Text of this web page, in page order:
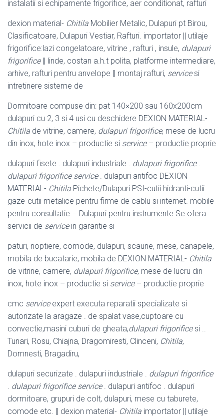
instalatii si echipamente frigorifice, aer conditionat, rafturi
dexion material- Chitila Mobilier Metalic, Dulapuri pt Birou,
Clasificatoare, Dulapuri Vestiar, Rafturi. importator || utilaje
frigorifice:lazi congelatoare, vitrine , rafturi , insule, dulapuri
frigorifice|| linde, costan a.h.t polita, platforme intermediare,
arhive, rafturi pentru anvelope || montaj rafturi, servicesi
intretinere sisteme de
Dormitoare compuse din: pat 140×200 sau 160x200cm
dulapuri cu 2, 3 si 4 usi cu deschidere DEXION MATERIAL-
Chitila de vitrine, camere, dulapuri frigorifice, mese de lucru
din inox, hote inox – productie si service– productie proprie
dulapuri fisete . dulapuri industriale . dulapuri frigorifice.
dulapuri frigorifice service. dulapuri antifoc DEXION
MATERIAL- Chitila Pichete/Dulapuri PSI-cutii hidranti-cutii
gaze-cutii metalice pentru firme de cablu si internet. mobile
pentru consultatie – Dulapuri pentru instrumente Se ofera
servicii de servicein garantie si
paturi, noptiere, comode, dulapuri, scaune, mese, canapele,
mobila de bucatarie, mobila de DEXION MATERIAL- Chitila
de vitrine, camere, dulapuri frigorifice, mese de lucru din
inox, hote inox – productie si service– productie proprie
cmc serviceexpert executa reparatii specializate si
autorizate la aragaze . de spalat vase,cuptoare cu
convectie,masini cuburi de gheata,dulapuri frigorificesi ..
Tunari, Rosu, Chiajna, Dragomiresti, Clinceni, Chitila,
Domnesti, Bragadiru,
dulapuri securizate . dulapuri industriale . dulapuri frigorifice
dulapuri frigorifice service. dulapuri antifoc . dulapuri
dormitoare, grupuri de colt, dulapuri, mese cu taburete,
comode etc. || dexion material- Chitila importator || utilaje